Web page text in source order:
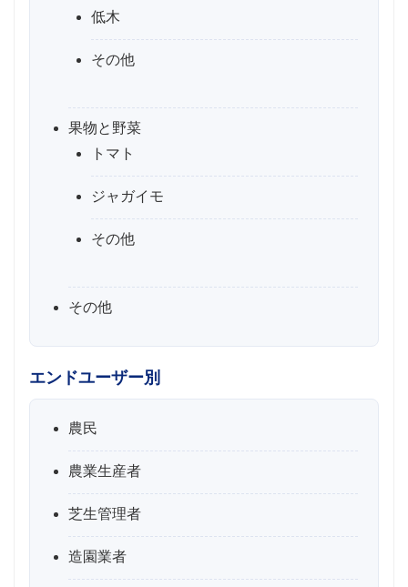
低木
その他
果物と野菜
トマト
ジャガイモ
その他
その他
エンドユーザー別
農民
農業生産者
芝生管理者
造園業者